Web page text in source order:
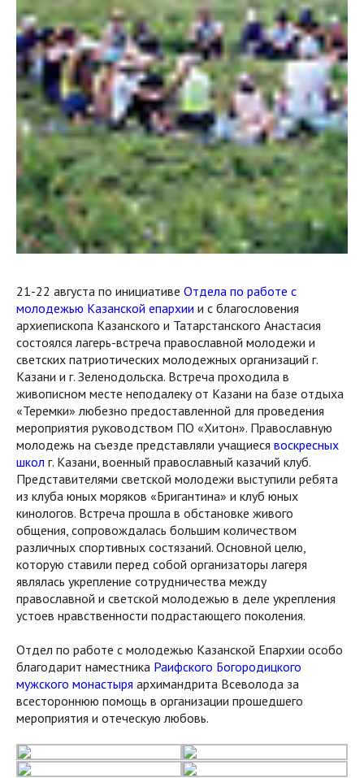
21-22 августа по инициативе Отдела по работе с
молодежью Казанской епархии и с благословения
архиепископа Казанского и Татарстанского Анастасия
состоялся лагерь-встреча православной молодежи и
светских патриотических молодежных организаций г.
Казани и г. Зеленодольска. Встреча проходила в
живописном месте неподалеку от Казани на базе отдыха
«Теремки» любезно предоставленной для проведения
мероприятия руководством ПО «Хитон». Православную
молодежь на съезде представляли учащиеся воскресных
школ г. Казани, военный православный казачий клуб.
Представителями светской молодежи выступили ребята
из клуба юных моряков «Бригантина» и клуб юных
кинологов. Встреча прошла в обстановке живого
общения, сопровождалась большим количеством
различных спортивных состязаний. Основной целю,
которую ставили перед собой организаторы лагеря
являлась укрепление сотрудничества между
православной и светской молодежью в деле укрепления
устоев нравственности подрастающего поколения.
Отдел по работе с молодежью Казанской Епархии особо
благодарит наместника Раифского Богородицкого
мужского монастыря архимандрита Всеволода за
всестороннюю помощь в организации прошедшего
мероприятия и отеческую любовь.